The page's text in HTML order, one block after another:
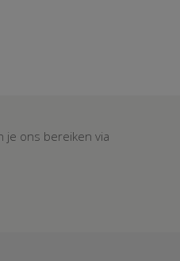
je ons bereiken via